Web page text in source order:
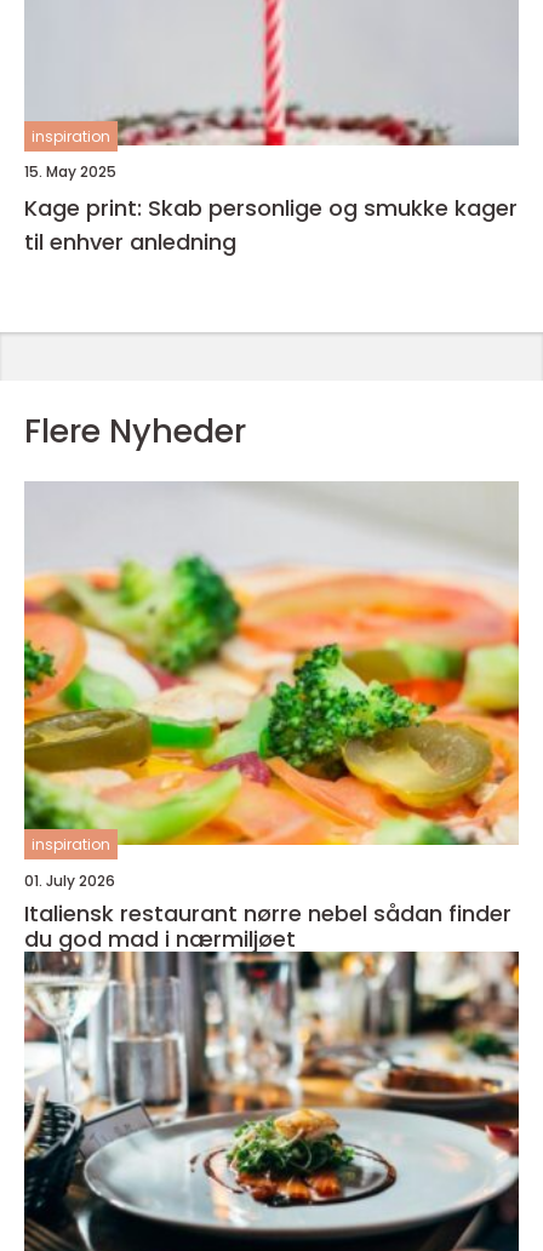
inspiration
15. May 2025
Kage print: Skab personlige og smukke kager
til enhver anledning
Flere Nyheder
inspiration
01. July 2026
Italiensk restaurant nørre nebel sådan finder
du god mad i nærmiljøet